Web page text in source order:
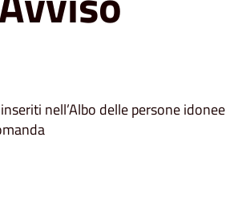
nell’Albo delle persone idonee